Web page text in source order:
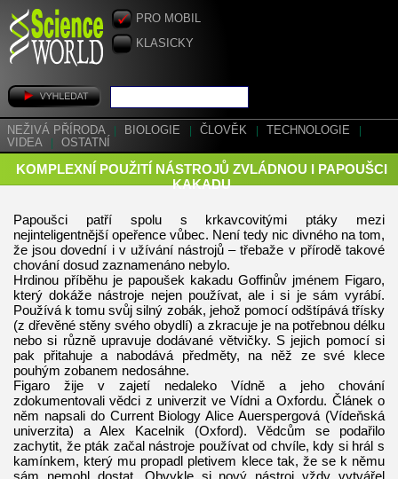
PRO MOBIL
KLASICKY
NEŽIVÁ PŘÍRODA BIOLOGIE ČLOVĚK TECHNOLOGIE
VIDEA
OSTATNÍ
KOMPLEXNÍ POUŽITÍ NÁSTROJŮ ZVLÁDNOU I PAPOUŠCI
KAKADU
Papoušci patří spolu s krkavcovitými ptáky mezi
nejinteligentnější opeřence vůbec. Není tedy nic divného na tom,
že jsou dovední i v užívání nástrojů – třebaže v přírodě takové
chování dosud zaznamenáno nebylo.
Hrdinou příběhu je papoušek kakadu Goffinův jménem Figaro,
který dokáže nástroje nejen používat, ale i si je sám vyrábí.
Používá k tomu svůj silný zobák, jehož pomocí odštípává třísky
(z dřevěné stěny svého obydlí) a zkracuje je na potřebnou délku
nebo si různě upravuje dodávané větvičky. S jejich pomocí si
pak přitahuje a nabodává předměty, na něž ze své klece
pouhým zobanem nedosáhne.
Figaro žije v zajetí nedaleko Vídně a jeho chování
zdokumentovali vědci z univerzit ve Vídni a Oxfordu. Článek o
něm napsali do Current Biology Alice Auerspergová (Vídeňská
univerzita) a Alex Kacelnik (Oxford). Vědcům se podařilo
zachytit, že pták začal nástroje používat od chvíle, kdy si hrál s
kamínkem, který mu propadl pletivem klece tak, že se k němu
sám nemohl dostat. Obvykle si nový nástroj vždy vytvářel